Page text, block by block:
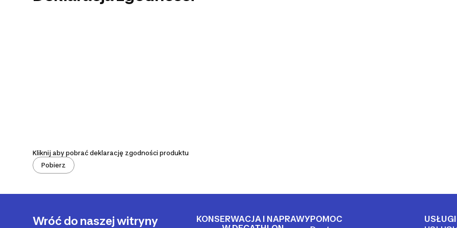
Kliknij aby pobrać deklarację zgodności produktu
Pobierz
Wróć do naszej witryny
KONSERWACJA I NAPRAWYPOMOC
USŁUGI